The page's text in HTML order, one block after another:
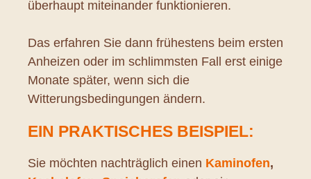
überhaupt miteinander funktionieren.
Das erfahren Sie dann frühestens beim ersten
Anheizen oder im schlimmsten Fall erst einige
Monate später, wenn sich die
Witterungsbedingungen ändern.
EIN PRAKTISCHES BEISPIEL:
Sie möchten nachträglich einen Kaminofen,